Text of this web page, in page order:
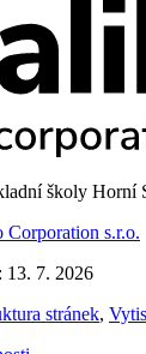
školy Horní
Corporation s.r.o.
13. 7. 2026
stránek,